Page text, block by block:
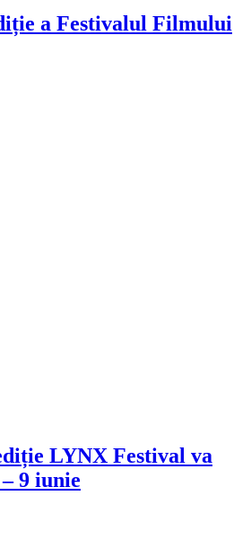
a Festivalul Filmului
LYNX Festival va
9 iunie